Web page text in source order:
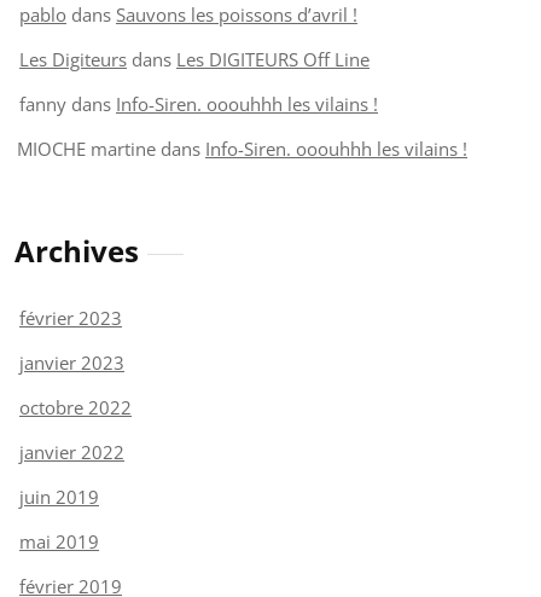
pablo dans Sauvons les poissons d’avril !
Les Digiteurs dans Les DIGITEURS Off Line
fanny dans Info-Siren. ooouhhh les vilains !
MIOCHE martine dans Info-Siren. ooouhhh les vilains !
Archives
février 2023
janvier 2023
octobre 2022
janvier 2022
juin 2019
mai 2019
février 2019